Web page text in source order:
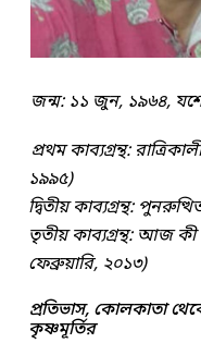
জন্ম: ১১ জুন, ১৯৬৪,
প্রথম কাব্যগ্রন্থ:
১৯৯৫)
দ্বিতীয় কাব্যগ্রন্থ:
তৃতীয় কাব্যগ্রন্থ: আজ
ফেব্রুয়ারি, ২০১৩)
প্রতিভাস, কোলকাতা
কৃষ্ণমূর্তির